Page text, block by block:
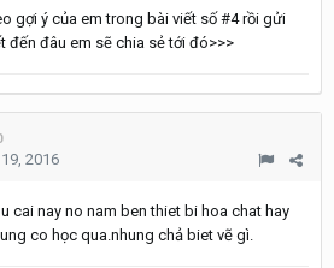
gợi ý của em trong bài viết số #4 rồi gửi
đến đâu em sẽ chia sẻ tới đó>>>
2016
cai nay no nam ben thiet bi hoa chat hay
co học qua.nhung chả biet vẽ gì.